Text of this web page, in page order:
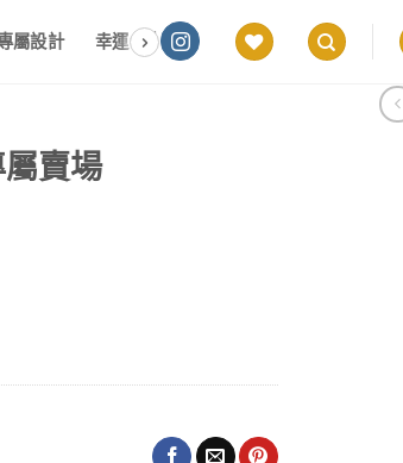
屬設計 幸運色｜能量感應 × 色彩頻率 × 專屬設計
賣場